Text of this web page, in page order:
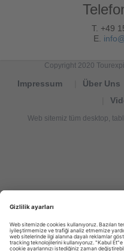
T. +49
E.
Copyright 2020
Impressum Über Uns
Web sitemiz tüm desktop,
news,
turismo,
Tourismus